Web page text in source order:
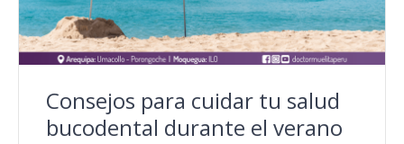
Consejos para cuidar tu salud
bucodental durante el verano